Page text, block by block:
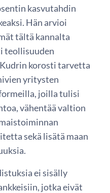
kasvutahdin
Hän arvioi
tältä kannalta
teollisuuden
korosti tarvetta
yritysten
joilla tulisi
vähentää valtion
sekä lisätä maan
ei sisälly
jotka eivät